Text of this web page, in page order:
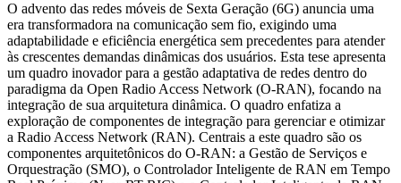
O advento das redes móveis de Sexta Geração (6G) anuncia uma
era transformadora na comunicação sem fio, exigindo uma
adaptabilidade e eficiência energética sem precedentes para atender
às crescentes demandas dinâmicas dos usuários. Esta tese apresenta
um quadro inovador para a gestão adaptativa de redes dentro do
paradigma da Open Radio Access Network (O-RAN), focando na
integração de sua arquitetura dinâmica. O quadro enfatiza a
exploração de componentes de integração para gerenciar e otimizar
a Radio Access Network (RAN). Centrais a este quadro são os
componentes arquitetônicos do O-RAN: a Gestão de Serviços e
Orquestração (SMO), o Controlador Inteligente de RAN em Tempo